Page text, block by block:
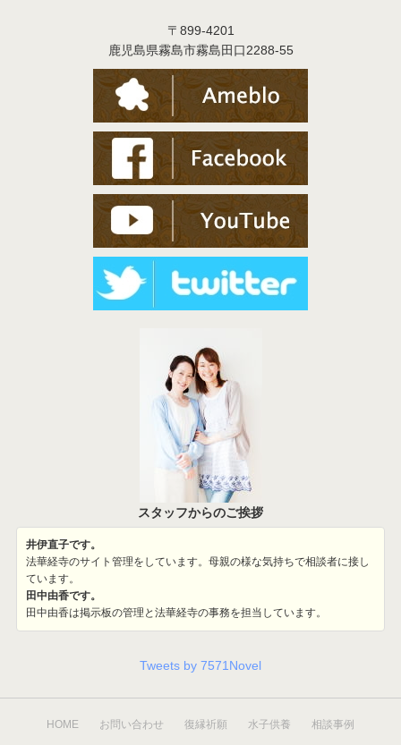
〒899-4201
鹿児島県霧島市霧島田口2288-55
スタッフからのご挨拶
井伊直子です。
法華経寺のサイト管理をしています。母親の様な気持ちで相談者に接し
ています。
田中由香です。
田中由香は掲示板の管理と法華経寺の事務を担当しています。
Tweets by 7571Novel
HOME お問い合わせ 復縁祈願 水子供養 相談事例